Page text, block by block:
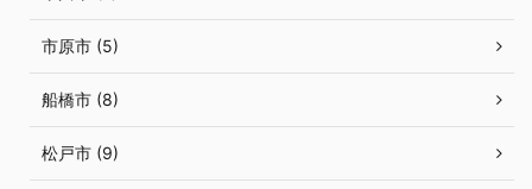
市原市 (5)
船橋市 (8)
松戸市 (9)